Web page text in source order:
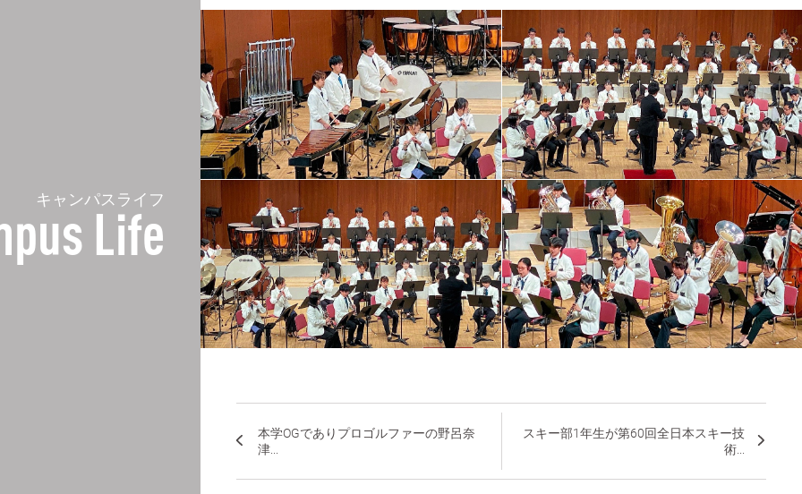
キャンパスライフ
Life
本学OGでありプロゴルファーの野呂奈
津...
スキー部1年生が第60回全⽇本スキー技
術...